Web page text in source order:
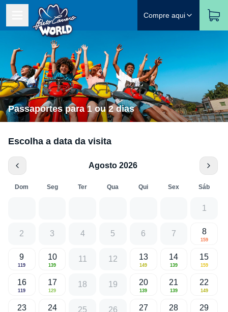
Compre aqui
Passaportes para 1 ou 2 dias
Escolha a data da visita
Agosto 2026
Dom Seg Ter Qua Qui Sex Sáb
1
2 3 4 5 6 7 8
159
9
119
10
139
11 12 13
149
14
139
15
159
16
119
17
129
18 19 20
139
21
139
22
149
23 24 25 26 27 28 29